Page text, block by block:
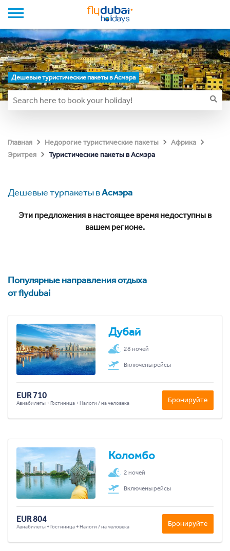
Дешевые туристические пакеты в Асмэра
Главная Недорогие туристические пакеты
Африка
Эритрея
Туристические пакеты в Асмэра
Дешевые турпакеты вАсмэра
Эти предложения в настоящее время недоступны в
вашем регионе.
Популярные направления отдыха
от flydubai
Дубай
28 ночей
Включены рейсы
EUR 710
Авиабилеты + Гостиница + Налоги / на человека Бронируйте
Коломбо
2 ночей
Включены рейсы
EUR 804
Авиабилеты + Гостиница + Налоги / на человека Бронируйте